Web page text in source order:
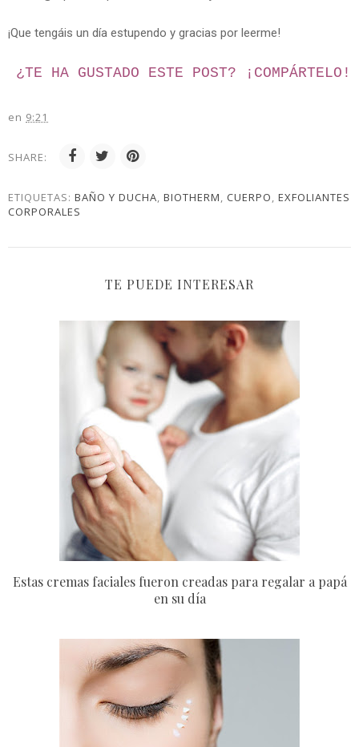
¡Que tengáis un día estupendo y gracias por leerme!
¿TE HA GUSTADO ESTE POST? ¡ COMPÁRTELO!
en 9:21
SHARE:
ETIQUETAS: BAÑO Y DUCHA, BIOTHERM, CUERPO, EXFOLIANTES
CORPORALES
TE PUEDE INTERESAR
Estas cremas faciales fueron creadas para regalar a papá
en su día